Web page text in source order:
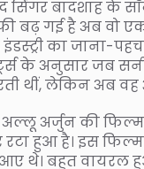
बादशाह के
बढ़ गई है अब वो
का जाना-
के अनुसार जब
थीं, लेकिन अब वह
अर्जुन की फिल्म
हुआ है। इस
थे। बहुत वायरल